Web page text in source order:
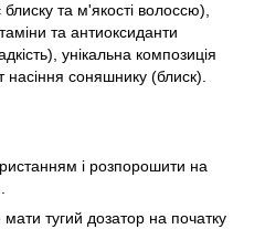
та м'якості волоссю),
та антиоксиданти
унікальна композиція
насіння соняшнику (блиск).
і розпорошити на
тугий дозатор на початку